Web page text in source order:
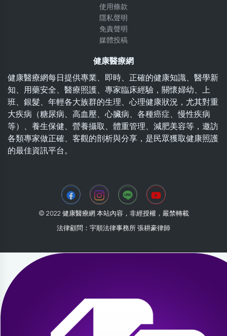
使用條款
隱私聲明
免責聲明
媒體投稿
健康醫療網
健康醫療網每日提供專業、即時、正確的健康知識、醫學新
知、用藥安全、醫療照護、專家臨床經驗，關懷婦幼、上
班、銀髮、年輕各大族群的生理、心理健康狀況，尤其對重
大疾病（糖尿病、高血壓、心臟病、各種癌症、慢性疾病
等）、養生保健、營養攝取、體重管理、減肥美容等，邀訪
各類專家做正確、客觀的剖析與分享，是民眾獲取健康照護
的最佳資訊平台。
© 2022 健康醫療網 本站內容，非經授權，嚴禁轉載
法律顧問：宇順法律事務所 張耕豪律師